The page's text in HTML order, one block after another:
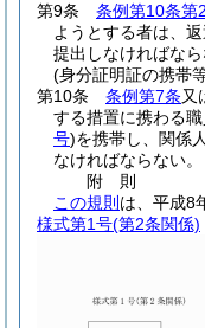
第9条
条例第10条第
ようとする者は、
提出しなければなら
(身分証明証の携帯
第10条
条例第7条又
する措置に携わる
号)を携帯し、関係
なければならない。
附 則
この規則 は、平成8
様式第1号(第2条関係)